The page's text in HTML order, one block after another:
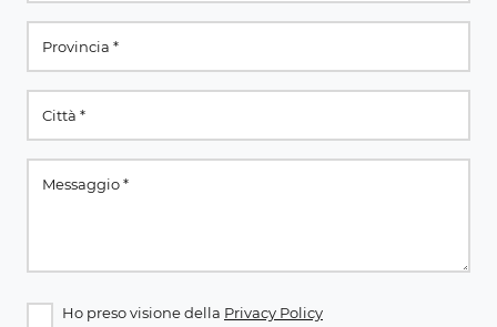
Ho preso visione della Privacy Policy